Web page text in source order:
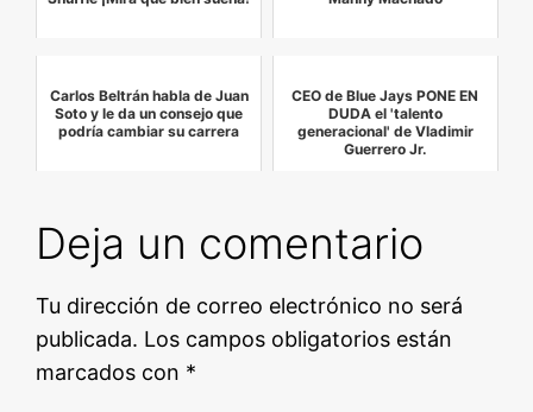
Carlos Beltrán habla de Juan
Soto y le da un consejo que
podría cambiar su carrera
CEO de Blue Jays PONE EN
DUDA el 'talento
generacional' de Vladimir
Guerrero Jr.
Deja un comentario
Tu dirección de correo electrónico no será
publicada. Los campos obligatorios están
marcados con *